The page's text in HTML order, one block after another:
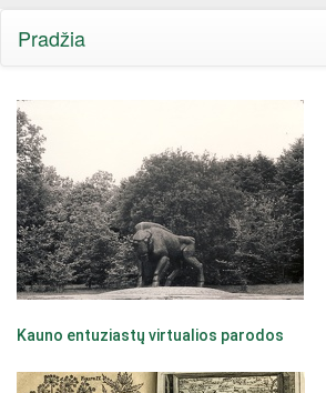
Pradžia
Kauno entuziastų virtualios parodos